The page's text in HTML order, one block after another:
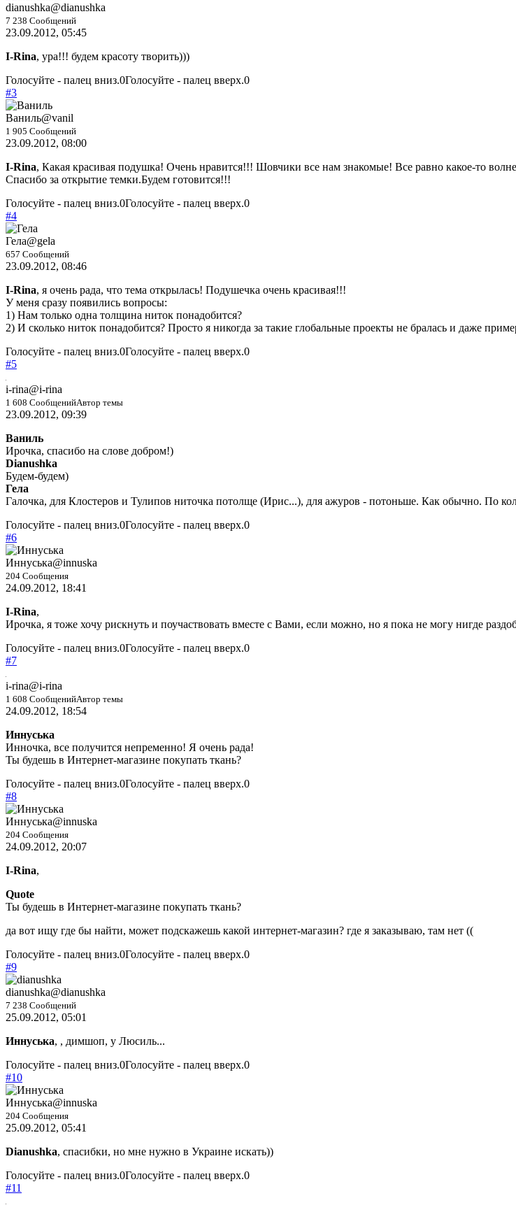
dianushka@dianushka
7 238 Сообщений
23.09.2012, 05:45
I-Rina, ура!!! будем красоту творить)))
Голосуйте - палец вниз.0Голосуйте - палец вверх.0
#3
Ваниль@vanil
1 905 Сообщений
23.09.2012, 08:00
I-Rina, Какая красивая подушка! Очень нравится!!! Шовчики все нам знакомые! Все равно какое-то
Спасибо за открытие темки.Будем готовится!!!
Голосуйте - палец вниз.0Голосуйте - палец вверх.0
#4
Гела@gela
657 Сообщений
23.09.2012, 08:46
I-Rina, я очень рада, что тема открылась! Подушечка очень красивая!!!
У меня сразу появились вопросы:
1) Нам только одна толщина ниток понадобится?
2) И сколько ниток понадобится? Просто я никогда за такие глобальные проекты не бралась и даже
Голосуйте - палец вниз.0Голосуйте - палец вверх.0
#5
i-rina@i-rina
1 608 СообщенийАвтор темы
23.09.2012, 09:39
Ваниль
Ирочка, спасибо на слове добром!)
Dianushka
Будем-будем)
Гела
Галочка, для Клостеров и Тулипов ниточка потолще (Ирис...), для ажуров - потоньше. Как обычно. По
Голосуйте - палец вниз.0Голосуйте - палец вверх.0
#6
Иннуська@innuska
204 Сообщения
24.09.2012, 18:41
I-Rina,
Ирочка, я тоже хочу рискнуть и поучаствовать вместе с Вами, если можно, но я пока не могу нигде
Голосуйте - палец вниз.0Голосуйте - палец вверх.0
#7
i-rina@i-rina
1 608 СообщенийАвтор темы
24.09.2012, 18:54
Иннуська
Инночка, все получится непременно! Я очень рада!
Ты будешь в Интернет-магазине покупать ткань?
Голосуйте - палец вниз.0Голосуйте - палец вверх.0
#8
Иннуська@innuska
204 Сообщения
24.09.2012, 20:07
I-Rina,
Quote
Ты будешь в Интернет-магазине покупать ткань?
да вот ищу где бы найти, может подскажешь какой интернет-магазин? где я заказываю, там нет ((
Голосуйте - палец вниз.0Голосуйте - палец вверх.0
#9
dianushka@dianushka
7 238 Сообщений
25.09.2012, 05:01
Иннуська, , димшоп, у Люсиль...
Голосуйте - палец вниз.0Голосуйте - палец вверх.0
#10
Иннуська@innuska
204 Сообщения
25.09.2012, 05:41
Dianushka, спасибки, но мне нужно в Украине искать))
Голосуйте - палец вниз.0Голосуйте - палец вверх.0
#11